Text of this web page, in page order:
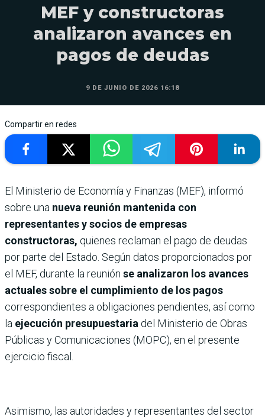
MEF y constructoras
analizaron avances en
pagos de deudas
9 DE JUNIO DE 2026 16:18
Compartir en redes
El Ministerio de Economía y Finanzas (MEF), informó
sobre una nueva reunión mantenida con
representantes y socios de empresas
constructoras, quienes reclaman el pago de deudas
por parte del Estado. Según datos proporcionados por
el MEF, durante la reunión se analizaron los avances
actuales sobre el cumplimiento de los pagos
correspondientes a obligaciones pendientes, así como
la ejecución presupuestaria del Ministerio de Obras
Públicas y Comunicaciones (MOPC), en el presente
ejercicio fiscal.
Asimismo, las autoridades y representantes del sector